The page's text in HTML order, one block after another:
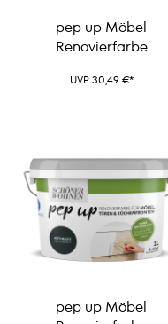
pep up Möbel
Renovierfarbe
UVP 30,49 €*
pep up Möbel